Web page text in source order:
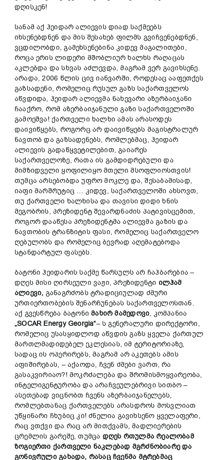
დღისკენ!
სანამ აქ ჰეიდარ ალიევის დიად საქმეებს
იხსენებდნენ და მის შესახებ ფილმს გვიჩვენებდნენ,
ვცდილობდი, გამეხსენებინა კიდევ მაგალითები,
როცა ერის ლიდერი მშობლიურ ხალხს რაღაცას
აკლებდა და სხვას აძლევდა, მაგრამ ვერ გავიხსენე.
არადა, 2006 წლის ცივ იანვარში, როდესაც ააფეთქეს
გაზსადენი, რომელიც რუსულ გაზს საქართველოს
აწვდიდა, ჰეიდარ ალიევმა ნახევარი აზერბაიჯანი
ჩააქრო, რომ აზერბაიჯანული გაზი საქართველოში
გამოეშვა! ქართველი ხალხი ამას არასოდეს
დაივიწყებს, როგორც არ დაივიწყებს მაგისტრალურ
ნავთობ და გაზსადენებს, რომლებმაც, ჰეიდარ
ალიევის გადაწყვეტილებით, გაიარეს
საქართველოზე, რათა ის გამდიდრებული და
მიმზიდველი ყოფილიყო მთელი მსოფლიოსთვის!
თუმცა არსებობდა უფრო მოკლე და, შესაბამისად,
იაფი მარშრუტიც … კიდევ, საქართველოში ახსოვთ,
თუ ქართველი ხალხისა და თავისი დიდი ხნის
მეგობრის, პრეზიდენტ შევარდნაძის პატივისცემით,
როგორ დააწესა პრეზიდენტმა ალიევმა გაზის და
ნავთობის ტრანზიტის ფასი, რომელიც საქართველო
ღებულობს და რომელიც ბევრად აღემატებოდა
სტანდარტულ ფასებს.
ბატონი ჰეიდარის საქმე წარსულს არ ჩაჰბარებია –
დღეს მისი ღირსეული ვაჟი, პრეზიდენტი ილჰამ
ალიევი, განაგრძობს ტრადიციულად ძმური
ურთიერთობების შენარჩუნებას საქართველოსთან.
აქ გვესწრება ბატონიმახირ მამედოვი, კომპანია
„SOCAR Energy Georgia“– ს გენერალური დირექტორი,
რომელიც უსასყიდლოდ აწვდის გაზს ყველა ქართულ
მართლმადიდებელ ეკლესიას, იმ ტერიტორიაზე,
სადაც ის ოპერირებს, მაგრამ არ აკეთებს ამის
აფიშირებას, – აქაოდა, ჩვენ ძმები ვართ, რა
გასაკვირიაო?! მოკრძალება და შრომისმოყვარეობა,
ინტელიგენტურობა და არაჩვეულებრივი სითბო –
ასეთებად ვიცნობთ ჩვენს აზერბაიჯანელებს,
რომლებთანაც ქართველებს არასდროს მოსვლიათ
უწყინარი ჩხუბიც კი! ძნელია გავიხსენო ყველაფერი,
რაც ვთქვი და რაც არ მითქვამს, მადლიერების
ცრემლის გარეშე, თუმცა დღეს რთულმა რეალობამ
ზოგიერთი ქართველი ნაკლებად მგრძნობიარე და
გონივრული გახადა, რასაც ჩვენმა მტრებმაც